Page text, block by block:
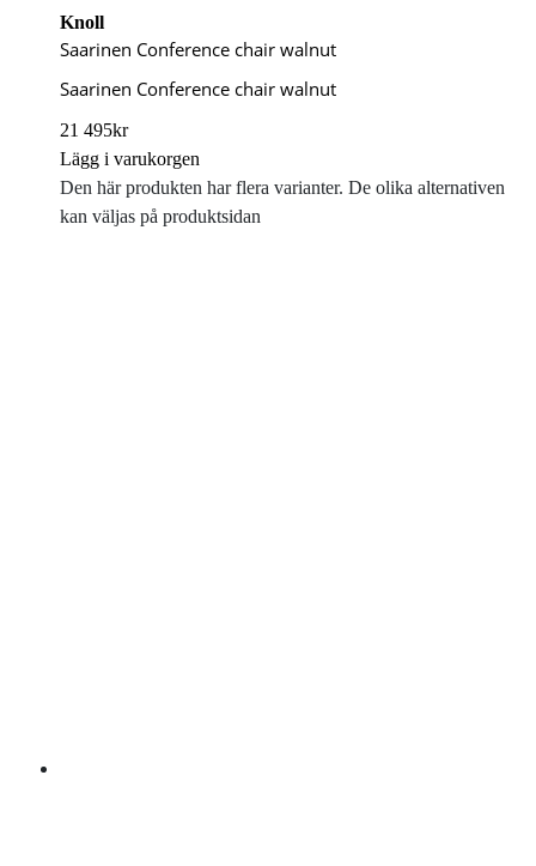
Knoll
Saarinen Conference chair walnut
Saarinen Conference chair walnut
21 495kr
Lägg i varukorgen
Den här produkten har flera varianter. De olika alternativen
kan väljas på produktsidan